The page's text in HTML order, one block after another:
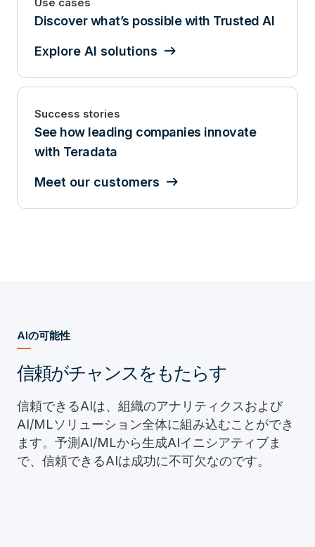
Discover what’s possible with Trusted AI
Explore AI solutions
Success stories
See how leading companies innovate
with Teradata
Meet our customers
AIの可能性
信頼がチャンスをもたらす
信頼できるAIは、組織のアナリティクスおよび
AI/MLソリューション全体に組み込むことができ
ます。予測AI/MLから生成AIイニシアティブま
で、信頼できるAIは成功に不可欠なのです。